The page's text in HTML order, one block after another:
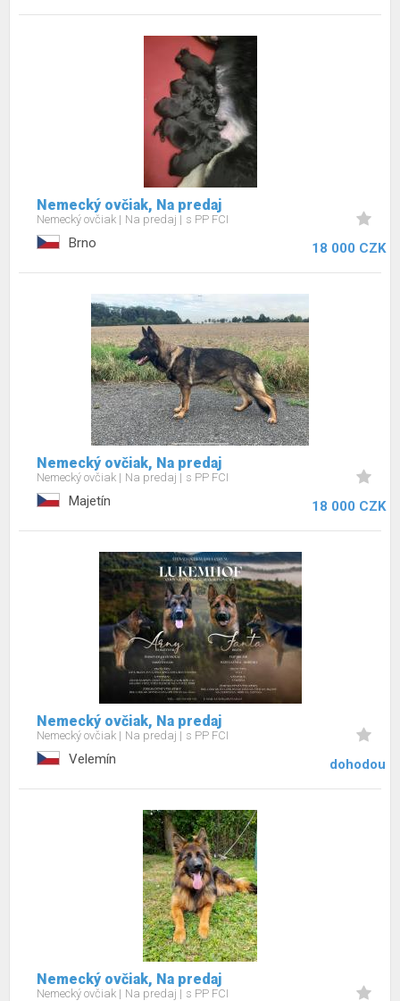
Nemecký ovčiak, Na predaj
Nemecký ovčiak Na predaj s PP FCI
Brno 18 000 CZK
Nemecký ovčiak, Na predaj
Nemecký ovčiak Na predaj s PP FCI
Majetín 18 000 CZK
Nemecký ovčiak, Na predaj
Nemecký ovčiak Na predaj s PP FCI
Velemín dohodou
Nemecký ovčiak, Na predaj
Nemecký ovčiak Na predaj s PP FCI